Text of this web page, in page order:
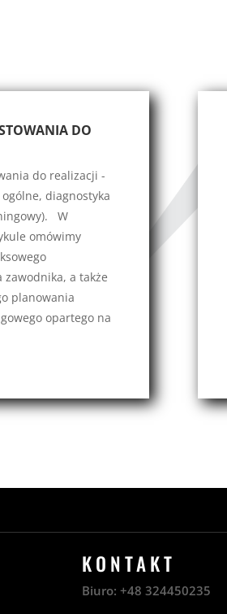
DO
do realizacji -
ogólne, diagnostyka
W
omówimy
zawodnika, a także
planowania
opartego na
KONTAKT
Biuro: +48324450235